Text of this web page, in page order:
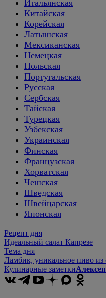
Итальянская
Китайская
Корейская
Латышская
Мексиканская
Немецкая
Польская
Португальская
Русская
Сербская
Тайская
Турецкая
Узбекская
Украинская
Финская
Французская
Хорватская
Чешская
Шведская
Швейцарская
Японская
Рецепт дня
Идеальный салат Капрезе
Тема дня
Ламбик, уникальное пиво из
Кулинарные заметки